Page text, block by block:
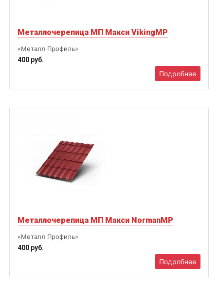
Металлочерепица МП Макси VikingMP
«Металл Профиль»
400 руб.
Подробнее
Металлочерепица МП Макси NormanMP
«Металл Профиль»
400 руб.
Подробнее